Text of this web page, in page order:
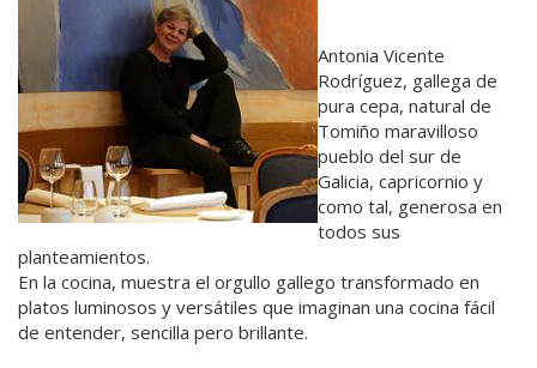
Antonia Vicente
Rodríguez, gallega de
pura cepa, natural de
Tomiño maravilloso
pueblo del sur de
Galicia, capricornio y
como tal, generosa en
todos sus
planteamientos.
En la cocina, muestra el orgullo gallego transformado en
platos luminosos y versátiles que imaginan una cocina fácil
de entender, sencilla pero brillante.